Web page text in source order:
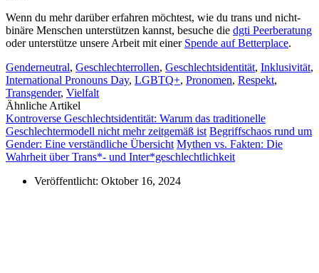
Wenn du mehr darüber erfahren möchtest, wie du trans und nicht-
binäre Menschen unterstützen kannst, besuche die dgti Peerberatung
oder unterstütze unsere Arbeit mit einer Spende auf Betterplace.
Genderneutral, Geschlechterrollen, Geschlechtsidentität, Inklusivität,
International Pronouns Day, LGBTQ+, Pronomen, Respekt,
Transgender, Vielfalt
Ähnliche Artikel
Kontroverse Geschlechtsidentität: Warum das traditionelle
Geschlechtermodell nicht mehr zeitgemäß ist Begriffschaos rund um
Gender: Eine verständliche Übersicht Mythen vs. Fakten: Die
Wahrheit über Trans*- und Inter*geschlechtlichkeit
Veröffentlicht: Oktober 16, 2024